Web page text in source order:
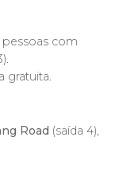
pessoas com
gratuita.
Road (saída 4),